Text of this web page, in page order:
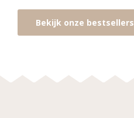
Bekijk onze bestsellers